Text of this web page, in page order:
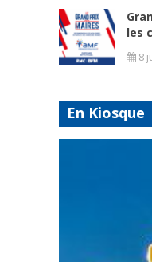
les
8
En Kiosque